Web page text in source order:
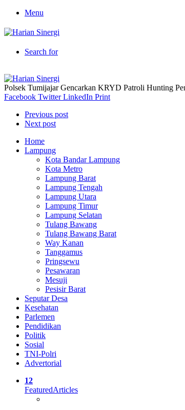
Menu
Search for
Polsek Tumijajar Gencarkan KRYD Patroli Hunting
Facebook Twitter LinkedIn Print
Previous post
Next post
Home
Lampung
Kota Bandar Lampung
Kota Metro
Lampung Barat
Lampung Tengah
Lampung Utara
Lampung Timur
Lampung Selatan
Tulang Bawang
Tulang Bawang Barat
Way Kanan
Tanggamus
Pringsewu
Pesawaran
Mesuji
Pesisir Barat
Seputar Desa
Kesehatan
Parlemen
Pendidikan
Politik
Sosial
TNI-Polri
Advertorial
12
FeaturedArticles